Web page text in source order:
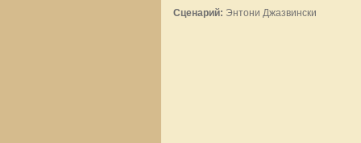
Сценарий: Энтони Джазвински